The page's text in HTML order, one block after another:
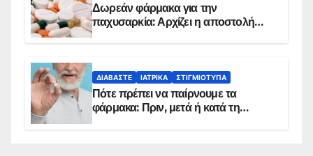
Δωρεάν φάρμακα για την
παχυσαρκία: Αρχίζει η αποστολή
ΔΙΑΒΆΣΤΕ ΙΑΤΡΙΚΆ ΣΤΙΓΜΙΌΤΥΠΑ
Πότε πρέπει να παίρνουμε τα
φάρμακα: Πριν, μετά ή κατά τη